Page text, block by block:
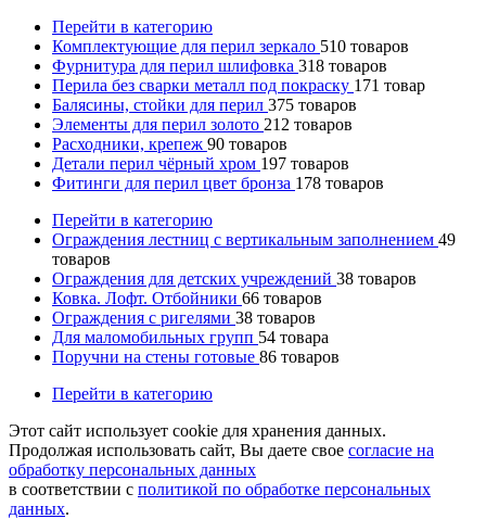
Перейти в категорию
Комплектующие для перил зеркало 510 товаров
Фурнитура для перил шлифовка 318 товаров
Перила без сварки металл под покраску 171 товар
Балясины, стойки для перил 375 товаров
Элементы для перил золото 212 товаров
Расходники, крепеж 90 товаров
Детали перил чёрный хром 197 товаров
Фитинги для перил цвет бронза 178 товаров
Перейти в категорию
Ограждения лестниц с вертикальным заполнением 49
товаров
Ограждения для детских учреждений 38 товаров
Ковка. Лофт. Отбойники 66 товаров
Ограждения с ригелями 38 товаров
Для маломобильных групп 54 товара
Поручни на стены готовые 86 товаров
Перейти в категорию
Этот сайт использует cookie для хранения данных.
Продолжая использовать сайт, Вы даете свое согласие на
обработку персональных данных
в соответствии с политикой по обработке персональных
данных.